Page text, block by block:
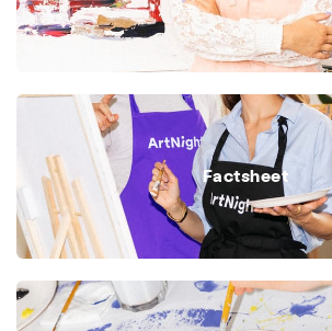
Factsheet